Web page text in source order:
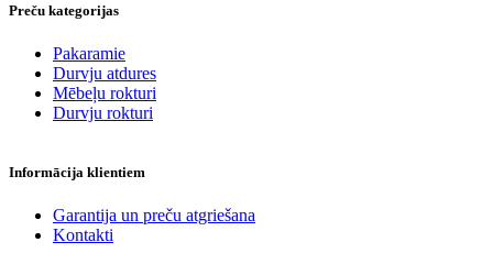
Preču kategorijas
Pakaramie
Durvju atdures
Mēbeļu rokturi
Durvju rokturi
Informācija klientiem
Garantija un preču atgriešana
Kontakti